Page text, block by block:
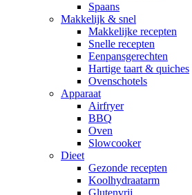
Spaans
Makkelijk & snel
Makkelijke recepten
Snelle recepten
Eenpansgerechten
Hartige taart & quiches
Ovenschotels
Apparaat
Airfryer
BBQ
Oven
Slowcooker
Dieet
Gezonde recepten
Koolhydraatarm
Glutenvrij